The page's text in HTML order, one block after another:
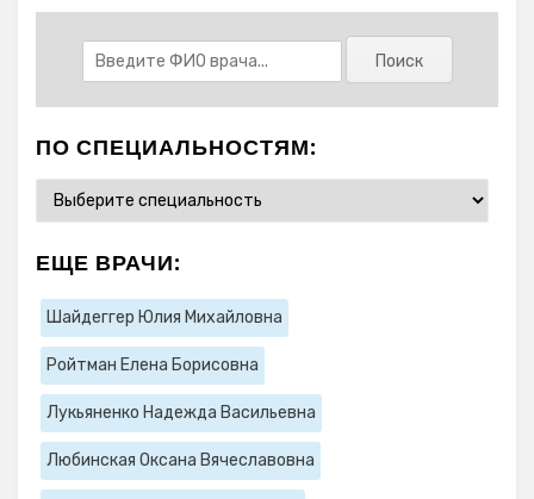
ПО СПЕЦИАЛЬНОСТЯМ:
ЕЩЕ ВРАЧИ:
Шайдеггер Юлия Михайловна
Ройтман Елена Борисовна
Лукьяненко Надежда Васильевна
Любинская Оксана Вячеславовна